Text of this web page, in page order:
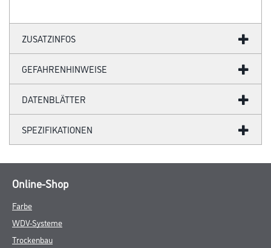
ZUSATZINFOS
GEFAHRENHINWEISE
DATENBLÄTTER
SPEZIFIKATIONEN
Online-Shop
Farbe
WDV-Systeme
Trockenbau